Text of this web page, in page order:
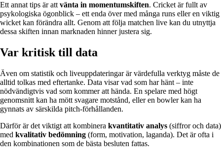
Ett annat tips är att vänta in momentumskiften. Cricket är fullt av
psykologiska ögonblick – ett enda över med många runs eller en viktig
wicket kan förändra allt. Genom att följa matchen live kan du utnyttja
dessa skiften innan marknaden hinner justera sig.
Var kritisk till data
Även om statistik och liveuppdateringar är värdefulla verktyg måste de
alltid tolkas med eftertanke. Data visar vad som har hänt – inte
nödvändigtvis vad som kommer att hända. En spelare med högt
genomsnitt kan ha mött svagare motstånd, eller en bowler kan ha
gynnats av särskilda pitch-förhållanden.
Därför är det viktigt att kombinera kvantitativ analys (siffror och data)
med kvalitativ bedömning (form, motivation, laganda). Det är ofta i
den kombinationen som de bästa besluten fattas.